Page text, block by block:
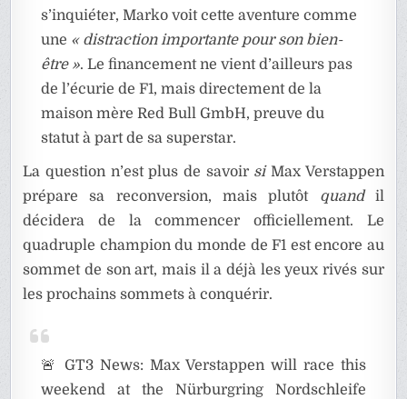
s’inquiéter, Marko voit cette aventure comme
une « distraction importante pour son bien-
être ». Le financement ne vient d’ailleurs pas
de l’écurie de F1, mais directement de la
maison mère Red Bull GmbH, preuve du
statut à part de sa superstar.
La question n’est plus de savoir siMax Verstappen
prépare sa reconversion, mais plutôt quandil
décidera de la commencer officiellement. Le
quadruple champion du monde de F1 est encore au
sommet de son art, mais il a déjà les yeux rivés sur
les prochains sommets à conquérir.
🚨 GT3 News: Max Verstappen will race this
weekend at the Nürburgring Nordschleife